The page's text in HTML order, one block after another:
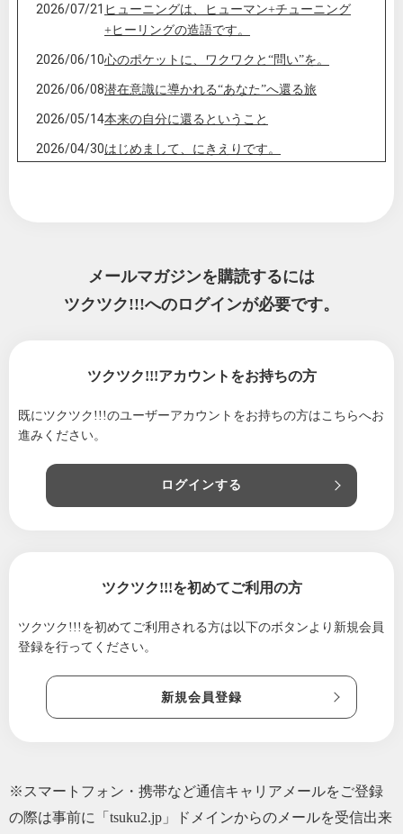
2026/07/21 ヒューニングは、ヒューマン+チューニング
+ヒーリングの造語です。
2026/06/10心のポケットに、ワクワクと“問い”を。
2026/06/08潜在意識に導かれる“あなた”へ還る旅
2026/05/14本来の自分に還るということ
2026/04/30はじめまして、にきえりです。
メールマガジンを購読するには
ツクツク!!!へのログインが必要です。
ツクツク!!!アカウントをお持ちの方
既にツクツク!!!のユーザーアカウントをお持ちの方はこちらへお
進みください。
ログインする
ツクツク!!!を初めてご利用の方
ツクツク!!!を初めてご利用される方は 以下のボタンより新規会員
登録を行ってください。
新規会員登録
※スマートフォン・携帯など通信キャリアメールをご登録
の際は事前に「tsuku2.jp」ドメインからのメールを受信出来